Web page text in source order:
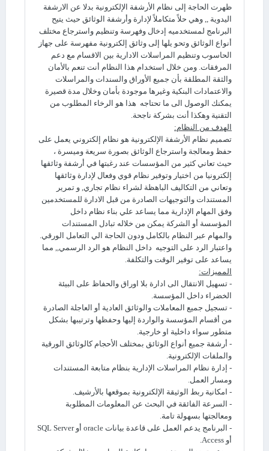
ظهرت الحاجة إلى نظام الأرشفة الإلكترونية بدلا عن الارشفة
اليدوية ,, وهي حلاً متكاملاً لإدارة وأرشفة الوثائق حيث يتيح
البرنامج لمستخدميه إدخال وفهرسة وتنظيم واسترجاع مختلف
أنواع الوثائق وتحو يلها إلى وثائق إلكترونية مفهرسة على جهاز
الحاسوب وتنظيم المراسلات الادارية بين الاقسام مع دعم
المرفقات. ومن خلال استخدام هذا النظام أنت تنعم بالأمان
والثقة المطلقة بأن جميع الأوراق والسندات والمراسلات
والاعتمادات البنكية وغيرها موجودة بأمان وخلال مدة قصيرة
يمكنك الوصول الى ما تحتاجه هذا هو الرخاء المطلوب من
التقنية وهكذا أنت بشركة ناجحة.
الهدف من النظام:
تصميم نظام الأرشفة الإلكترونية هو نظام إلكتروني يعمل على
حفظ ومعالجة واسترجاع الوثائق بصورة سريعة وميسرة ،
حيث تعاني كثير من المؤسسات عند رغبتها في أرشفة وثائقها
إلكترونيا من اختيار وتوفير نظام قوي وفعال لإدارة وثائقها
وتعاني من التكاليف الباهظة لشراء نظام تجاري, و تمرير
المستندات والتوجيهات الصادرة من قبل الادارة للمستخدمين
وفق المهام الإدارية مما يساعد علي بناء نظام داخل
المؤسسة أو الشركة يمكن من خلاله تبادل المستندات
والمهام عبر النظام بالكامل ودون الحاجة الي التعامل الورقي.
واعتبار الرد على التوجيه داخل النظام هو الرد الرسمي,, مما
يساعد على توفير الوقت والتكلفة.
المميزات:
- تسهيل الانتقال الى ادارة بلا اوراق والحفاظ على البيئة
الخضراء داخل المؤسسة.
- تسجيل جميع المعاملات والوثائق العادية أو العاجلة الصادرة
من أقسام المؤسسة والواردة إليها وحفظها وترتيبها بشكل
متطور سواء داخلية او خارجية.
- أرشفة جميع أنواع الوثائق بمختلف الأحجام كالوثائق الورقية
والملفات الإلكترونية.
- إدارة نظام المراسلات الإدارية بنظام متابعة المستندات
ومسار العمل.
- امكانية ربط الوثيقة الإلكترونية بموقعها بالأرشيف.
- السرعة الفائقة في البحث عن المعلومات المطلوبة
ومعالجتها بسهولة تامة.
- البرنامج يدعم العمل على قاعدة بيانات oracle أو SQL Server
أو Access.